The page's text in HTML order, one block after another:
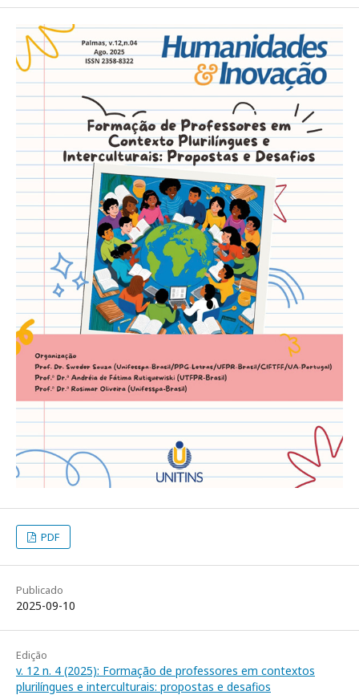
PDF
Publicado
2025-09-10
Edição
v. 12 n. 4 (2025): Formação de professores em contextos
plurilíngues e interculturais: propostas e desafios